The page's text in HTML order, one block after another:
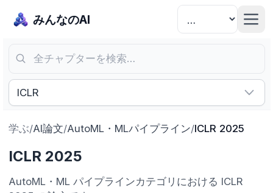
みんなのAI
全チャプターを検索…
ICLR
学ぶ/AI論文/AutoML・MLパイプライン/ICLR 2025
ICLR 2025
AutoML・ML パイプラインカテゴリにおける ICLR